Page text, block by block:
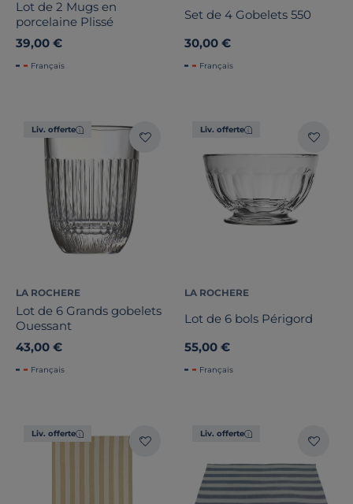
Lot de 2 Mugs en
porcelaine Plissé
39,00 €
Français
Set de 4 Gobelets 550
30,00 €
Français
Liv. offerte
LA ROCHERE
Lot de 6 Grands gobelets
Ouessant
43,00 €
Français
Liv. offerte
LA ROCHERE
Lot de 6 bols Périgord
55,00 €
Français
Liv. offerte Liv. offerte